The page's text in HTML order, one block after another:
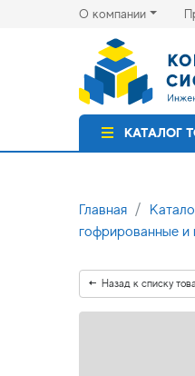
О компании
КАТАЛОГ
Главная
гофрированные и
Назад к списку